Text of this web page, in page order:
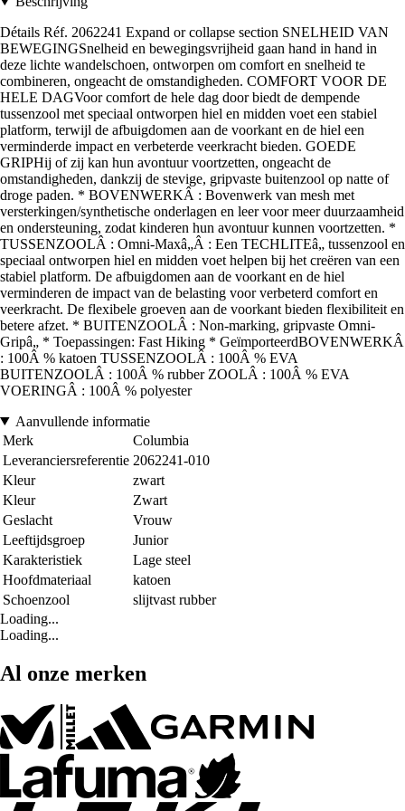
Détails Réf. 2062241 Expand or collapse section SNELHEID VAN
BEWEGINGSnelheid en bewegingsvrijheid gaan hand in hand in
deze lichte wandelschoen, ontworpen om comfort en snelheid te
combineren, ongeacht de omstandigheden. COMFORT VOOR DE
HELE DAGVoor comfort de hele dag door biedt de dempende
tussenzool met speciaal ontworpen hiel en midden voet een stabiel
platform, terwijl de afbuigdomen aan de voorkant en de hiel een
verminderde impact en verbeterde veerkracht bieden. GOEDE
GRIPHij of zij kan hun avontuur voortzetten, ongeacht de
omstandigheden, dankzij de stevige, gripvaste buitenzool op natte of
droge paden. * BOVENWERKÂ : Bovenwerk van mesh met
versterkingen/synthetische onderlagen en leer voor meer duurzaamheid
en ondersteuning, zodat kinderen hun avontuur kunnen voortzetten. *
TUSSENZOOLÂ : Omni-Maxâ„Â : Een TECHLITEâ„ tussenzool en
speciaal ontworpen hiel en midden voet helpen bij het creëren van een
stabiel platform. De afbuigdomen aan de voorkant en de hiel
verminderen de impact van de belasting voor verbeterd comfort en
veerkracht. De flexibele groeven aan de voorkant bieden flexibiliteit en
betere afzet. * BUITENZOOLÂ : Non-marking, gripvaste Omni-
Gripâ„ * Toepassingen: Fast Hiking * GeïmporteerdBOVENWERKÂ
: 100Â % katoen TUSSENZOOLÂ : 100Â % EVA
BUITENZOOLÂ : 100Â % rubber ZOOLÂ : 100Â % EVA
VOERINGÂ : 100Â % polyester
Aanvullende informatie
Merk
Columbia
Leveranciersreferentie 2062241-010
Kleur
zwart
Kleur
Zwart
Geslacht
Vrouw
Leeftijdsgroep
Junior
Karakteristiek
Lage steel
Hoofdmateriaal
katoen
Schoenzool
slijtvast rubber
Loading...
Loading...
Al onze merken